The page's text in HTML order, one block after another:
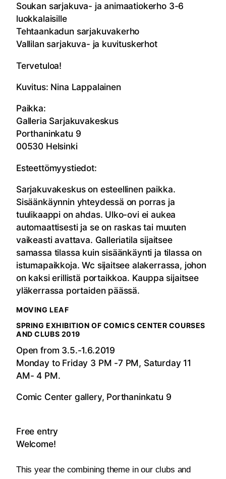
Soukan sarjakuva- ja animaatiokerho 3-6
luokkalaisille
Tehtaankadun sarjakuvakerho
Vallilan sarjakuva- ja kuvituskerhot
Tervetuloa!
Kuvitus: Nina Lappalainen
Paikka:
Galleria Sarjakuvakeskus
Porthaninkatu 9
00530 Helsinki
Esteettömyystiedot:
Sarjakuvakeskus on esteellinen paikka.
Sisäänkäynnin yhteydessä on porras ja
tuulikaappi on ahdas. Ulko-ovi ei aukea
automaattisesti ja se on raskas tai muuten
vaikeasti avattava. Galleriatila sijaitsee
samassa tilassa kuin sisäänkäynti ja tilassa on
istumapaikkoja. Wc sijaitsee alakerrassa, johon
on kaksi erillistä portaikkoa. Kauppa sijaitsee
yläkerrassa portaiden päässä.
MOVING LEAF
SPRING EXHIBITION OF COMICS CENTER COURSES
AND CLUBS 2019
Open from 3.5.-1.6.2019
Monday to Friday 3 PM -7 PM, Saturday 11
AM- 4 PM.
Comic Center gallery, Porthaninkatu 9
Free entry
Welcome!
This year the combining theme in our clubs and